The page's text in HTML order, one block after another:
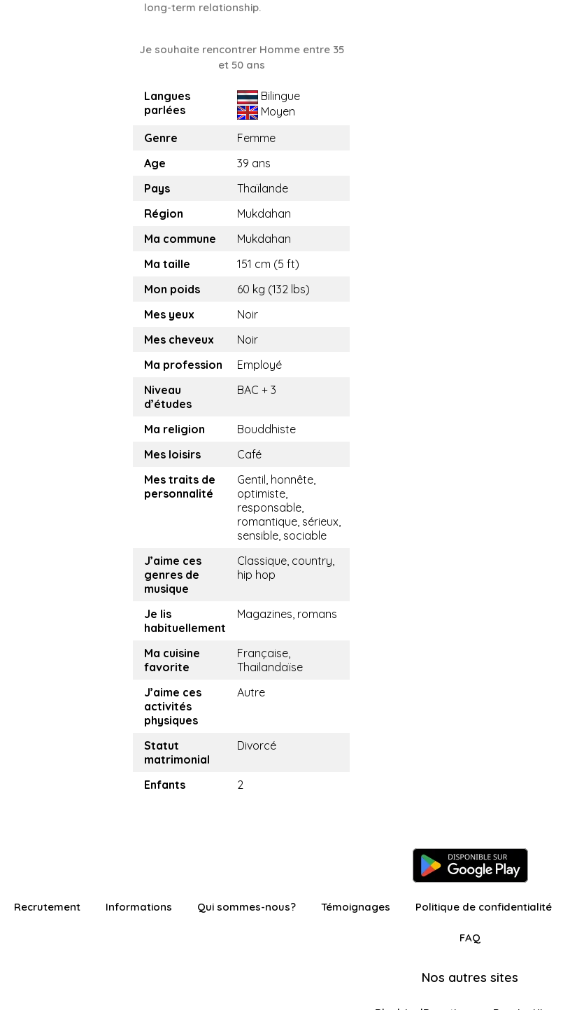
long-term relationship.
Je souhaite rencontrer Homme entre 35
et 50 ans
Langues
parlées
Bilingue
Moyen
Genre
Femme
Age
39 ans
Pays
Thaïlande
Région
Mukdahan
Ma commune
Mukdahan
Ma taille
151 cm (5 ft)
Mon poids
60 kg (132 lbs)
Mes yeux
Noir
Mes cheveux
Noir
Ma profession
Employé
Niveau
d’études
BAC + 3
Ma religion
Bouddhiste
Mes loisirs
Café
Mes traits de
personnalité
Gentil, honnête,
optimiste,
responsable,
romantique, sérieux,
sensible, sociable
J’aime ces
genres de
musique
Classique, country,
hip hop
Je lis
habituellement
Magazines, romans
Ma cuisine
favorite
Française,
Thailandaïse
J’aime ces
activités
physiques
Autre
Statut
matrimonial
Divorcé
Enfants 2
Recrutement Informations Qui sommes-nous? Témoignages Politique de confidentialité
FAQ
Nos autres sites